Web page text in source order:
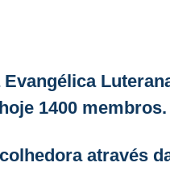
hoje 1400 membros.
através